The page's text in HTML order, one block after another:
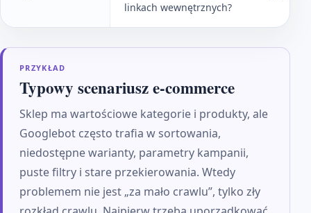
linkach wewnętrznych?
PRZYKŁAD
Typowy scenariusz e-commerce
Sklep ma wartościowe kategorie i produkty, ale
Googlebot często trafia w sortowania,
niedostępne warianty, parametry kampanii,
puste filtry i stare przekierowania. Wtedy
problemem nie jest „za mało crawlu”, tylko zły